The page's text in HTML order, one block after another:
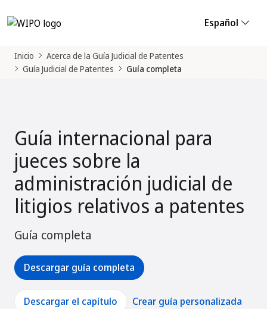
Español
Inicio
Acerca de la Guía Judicial de Patentes
Guía Judicial de Patentes
Guía completa
Guía internacional para
jueces sobre la
administración judicial de
litigios relativos a patentes
Guía completa
Descargar guía completa
Descargar el capítulo Crear guía personalizada